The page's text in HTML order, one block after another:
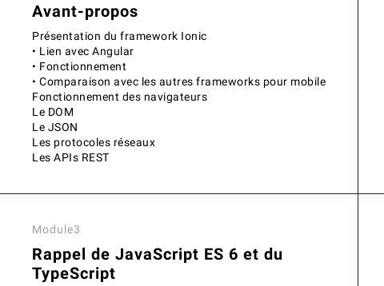
Avant-propos
Présentation du framework Ionic
• Lien avec Angular
• Fonctionnement
• Comparaison avec les autres frameworks pour mobile
Fonctionnement des navigateurs
Le DOM
Le JSON
Les protocoles réseaux
Les APIs REST
Module3
Rappel de JavaScript ES 6 et du
TypeScript